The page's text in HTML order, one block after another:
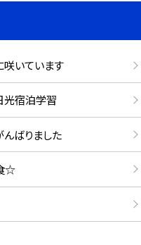
いています
宿泊学習
ばりました
☆